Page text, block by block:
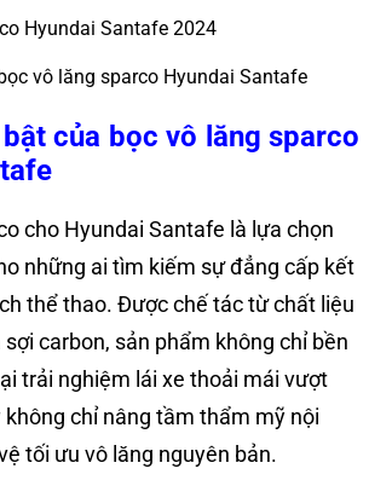
vô lăng sparco Hyundai Santafe
của bọc vô lăng sparco
cho Hyundai Santafe là lựa chọn
những ai tìm kiếm sự đẳng cấp kết
thể thao. Được chế tác từ chất liệu
sợi carbon, sản phẩm không chỉ bền
trải nghiệm lái xe thoải mái vượt
không chỉ nâng tầm thẩm mỹ nội
tối ưu vô lăng nguyên bản.